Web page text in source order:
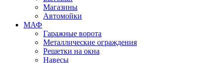
Магазины
Автомойки
МАФ
Гаражные ворота
Металлические ограждения
Решетки на окна
Навесы